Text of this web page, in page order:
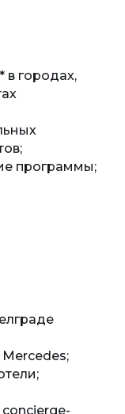
в городах,
программы;